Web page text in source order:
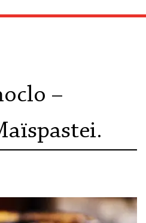
ons
–